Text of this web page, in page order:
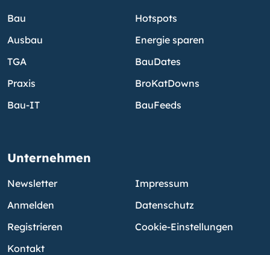
Bau
Ausbau
TGA
Praxis
Bau-IT
Hotspots
Energie sparen
BauDates
BroKatDowns
BauFeeds
Unternehmen
Newsletter
Anmelden
Registrieren
Kontakt
Impressum
Datenschutz
Cookie-Einstellungen